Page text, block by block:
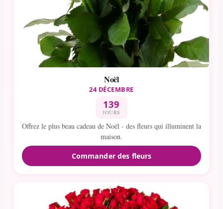
Noël
24 DÉCEMBRE
139
JOURS
Offrez le plus beau cadeau de Noël - des fleurs qui illuminent la
maison.
Commander des fleurs